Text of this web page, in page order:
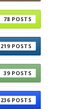
78
219
39
236